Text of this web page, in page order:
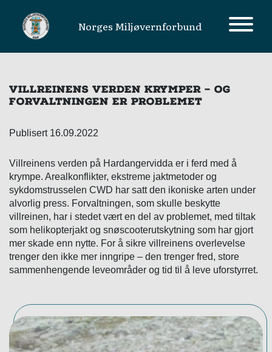
MAIN NAVIGATIONNorges Miljøvernforbund
VILLREINENS VERDEN KRYMPER – OG
FORVALTNINGEN ER PROBLEMET
Publisert 16.09.2022
Villreinens verden på Hardangervidda er i ferd med å
krympe. Arealkonflikter, ekstreme jaktmetoder og
sykdomstrusselen CWD har satt den ikoniske arten under
alvorlig press. Forvaltningen, som skulle beskytte
villreinen, har i stedet vært en del av problemet, med tiltak
som helikopterjakt og snøscooterutskytning som har gjort
mer skade enn nytte. For å sikre villreinens overlevelse
trenger den ikke mer inngripe – den trenger fred, store
sammenhengende leveområder og tid til å leve uforstyrret.